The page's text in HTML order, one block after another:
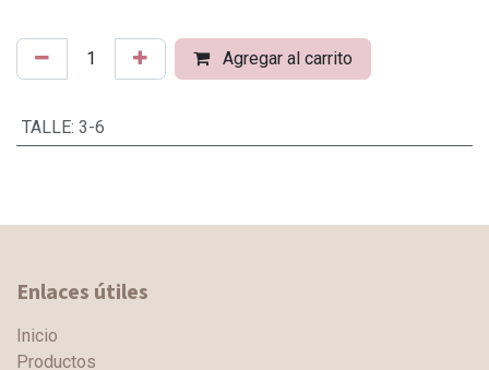
Agregar al carrito
TALLE: 3-6
Enlaces útiles
Inicio
Productos